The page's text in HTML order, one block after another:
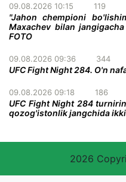
09.08.2026 10:15 119
"Jahon chempioni
Maxachev bilan
FOTO
09.08.2026 09:36 344
UFC Fight Night 284. O'n
09.08.2026 09:18 186
UFC Fight Night 284
qozog'istonlik jangchida
2026